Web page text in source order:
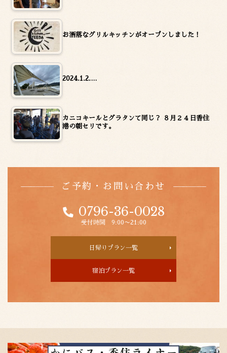
お洒落なグリルキッチンがオープンしました！
2024.1.2.…
カニコキールとグラタンて同じ？ ８月２４日香住
港の朝セリです。
ご予約・お問い合わせ
0796-36-0028
受付時間 9:00〜21:00
日帰りプラン一覧
宿泊プラン一覧